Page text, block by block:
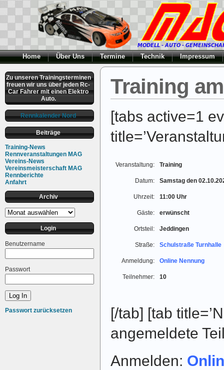
Home Über Uns Termine Technik Impressum
Zu unseren Trainingsterminen
freuen wir uns über jeden Rc-
Car Fahrer mit einen Elektro
Auto.
Rennkalender Nord
Beiträge
Training-News
Rennveranstaltungen MAG
Vereins-News
Vereinsmeisterschaft MAG
Rennberichte
Anfahrt
Archiv
Archiv
Login
Benutzername
Passwort
Passwort zurücksetzen
Training
[tabs active=1
Veranstaltung: Training
Datum: Samstag den
Uhrzeit: 11:00 Uhr
Gäste: erwünscht
Ortsteil: Jeddingen
Straße: Schulstraße Turnhalle
Anmeldung: Online Nennung
Teilnehmer: 10
[/tab] [tab
angemeldete
Anmelden: